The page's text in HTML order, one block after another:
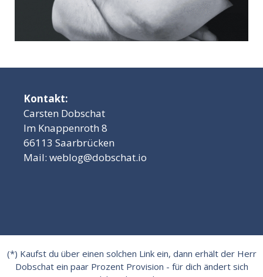
Kontakt:
Carsten Dobschat
Im Knappenroth 8
66113 Saarbrücken
Mail: weblog@dobschat.io
(*) Kaufst du über einen solchen Link ein, dann erhält der Herr
Dobschat ein paar Prozent Provision - für dich ändert sich